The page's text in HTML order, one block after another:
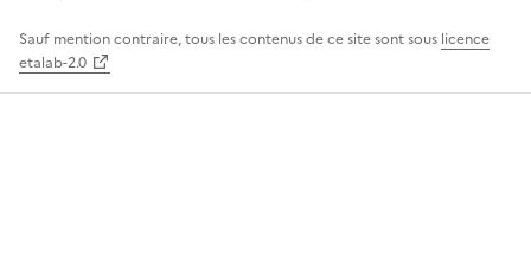
Sauf mention contraire, tous les contenus de ce site sont sous licence
etalab-2.0